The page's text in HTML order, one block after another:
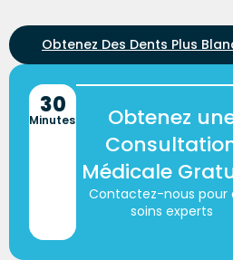
Obtenez Des Dents Plus
Minutes
30
Obtenez
Médicale
Contactez-nous pour
soins experts